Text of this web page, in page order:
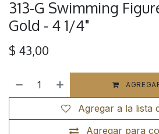
313-G Swimming
Gold - 4 1/4"
$ 43,00
Agregar para
Agregar a la lista